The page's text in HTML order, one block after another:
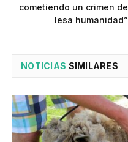
cometiendo un crimen de
lesa humanidad”
NOTICIAS SIMILARES